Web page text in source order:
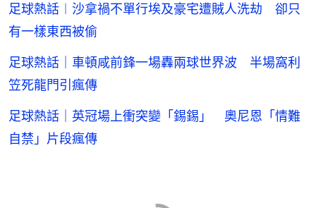
足球熱話︱沙拿禍不單行埃及豪宅遭賊人洗劫 卻只
有一樣東西被偷
足球熱話｜車頓咸前鋒一場轟兩球世界波 半場窩利
笠死龍門引瘋傳
足球熱話｜英冠場上衝突變「錫錫」 奧尼恩「情難
自禁」片段瘋傳